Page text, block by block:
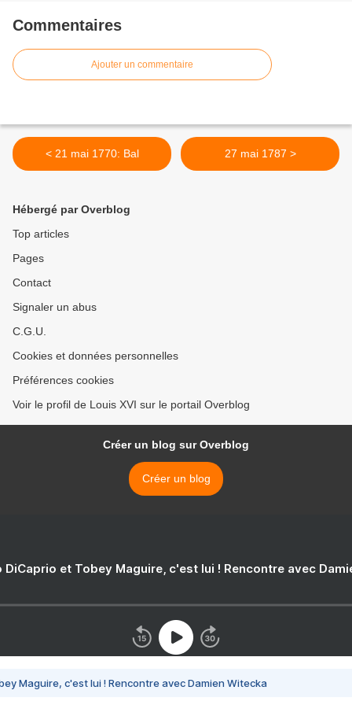
Commentaires
Ajouter un commentaire
< 21 mai 1770: Bal 27 mai 1787 >
Hébergé par Overblog
Top articles
Pages
Contact
Signaler un abus
C.G.U.
Cookies et données personnelles
Préférences cookies
Voir le profil de Louis XVI sur le portail Overblog
Créer un blog sur Overblog
Créer un blog
DiCaprio et Tobey Maguire, c'est lui ! Rencontre avec
Maguire, c'est lui ! Rencontre avec Damien Witecka